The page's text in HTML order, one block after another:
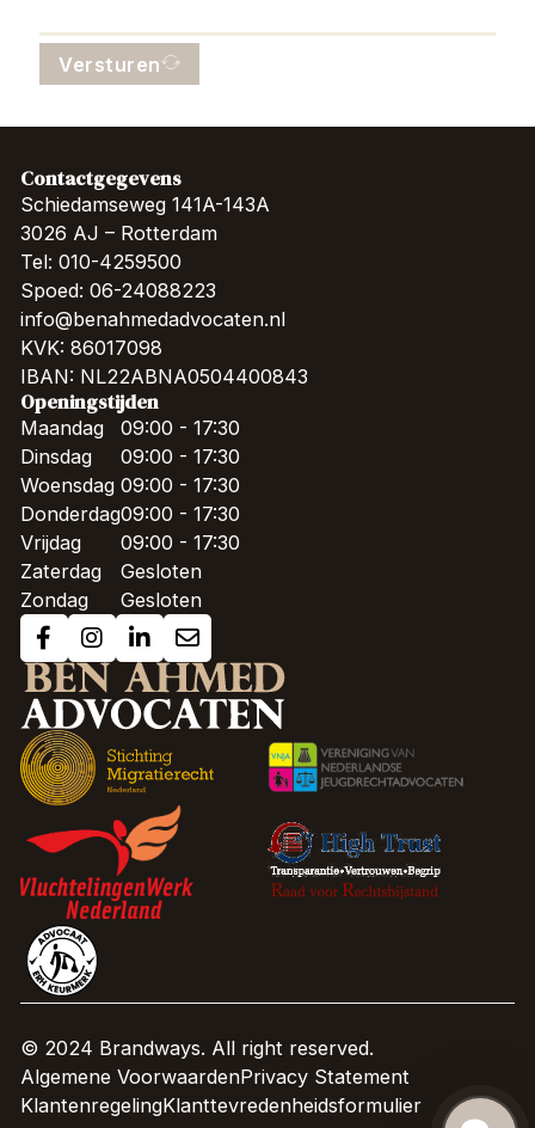
Versturen
Contactgegevens
Schiedamseweg 141A-143A
3026 AJ – Rotterdam
Tel: 010-4259500
Spoed: 06-24088223
info@benahmedadvocaten.nl
KVK: 86017098
IBAN: NL22ABNA0504400843
Openingstijden
Maandag
Dinsdag
Woensdag
Donderdag
Vrijdag
Zaterdag
Zondag
09:00 - 17:30
09:00 - 17:30
09:00 - 17:30
09:00 - 17:30
09:00 - 17:30
Gesloten
Gesloten
© 2024 Brandways. All right reserved.
Algemene VoorwaardenPrivacy Statement
KlantenregelingKlanttevredenheidsformulier